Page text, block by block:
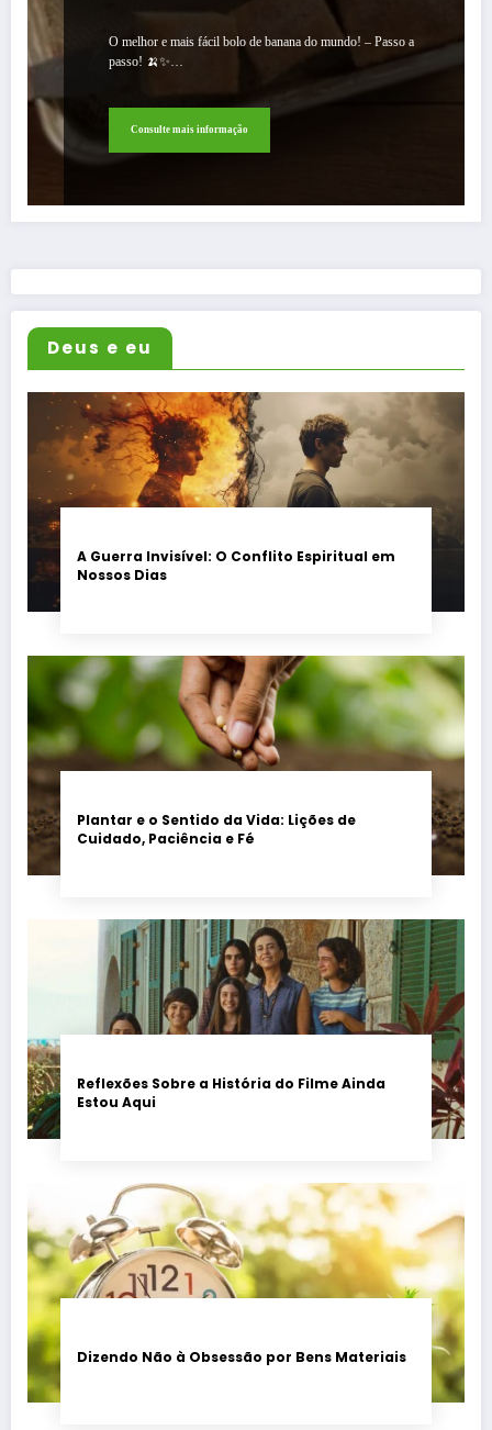
O melhor e mais fácil bolo de banana do mundo! – Passo a
passo! 🍌✨…
Consulte mais informação
Deus e eu
A Guerra Invisível: O Conflito Espiritual em
Nossos Dias
Plantar e o Sentido da Vida: Lições de
Cuidado, Paciência e Fé
Reflexões Sobre a História do Filme Ainda
Estou Aqui
Dizendo Não à Obsessão por Bens Materiais